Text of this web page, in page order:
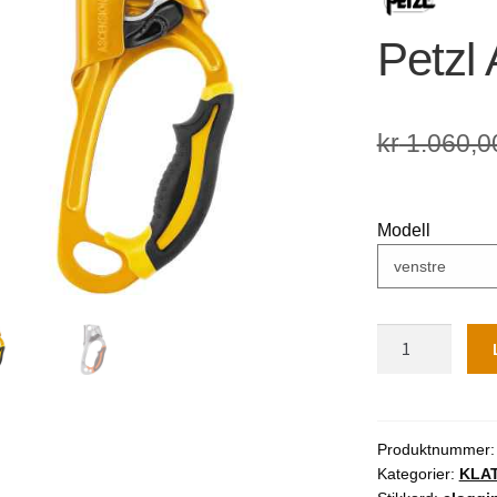
Petzl
kr
Modell
Produktnummer:
Kategorier: